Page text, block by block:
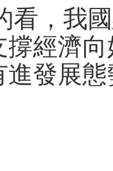
看，我
撐經濟
進發展